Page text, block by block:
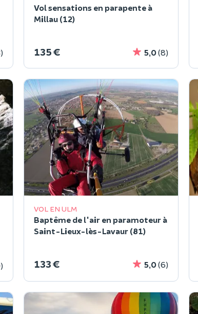
Vol sensations en parapente à
Millau (12)
135 € 5,0(8)
VOL EN ULM
Baptême de l'air en paramoteur à
Saint-Lieux-lès-Lavaur (81)
133 € 5,0(6)